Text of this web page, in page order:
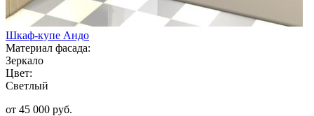
Шкаф-купе Андо
Материал фасада:
Зеркало
Цвет:
Светлый
от 45 000 руб.